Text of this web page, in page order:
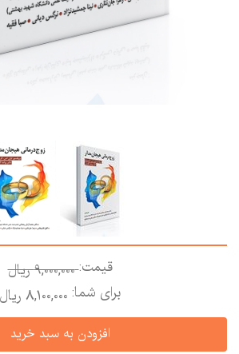
قیمت:9,000,000 ريال
برای شما:8,100,000 ريال